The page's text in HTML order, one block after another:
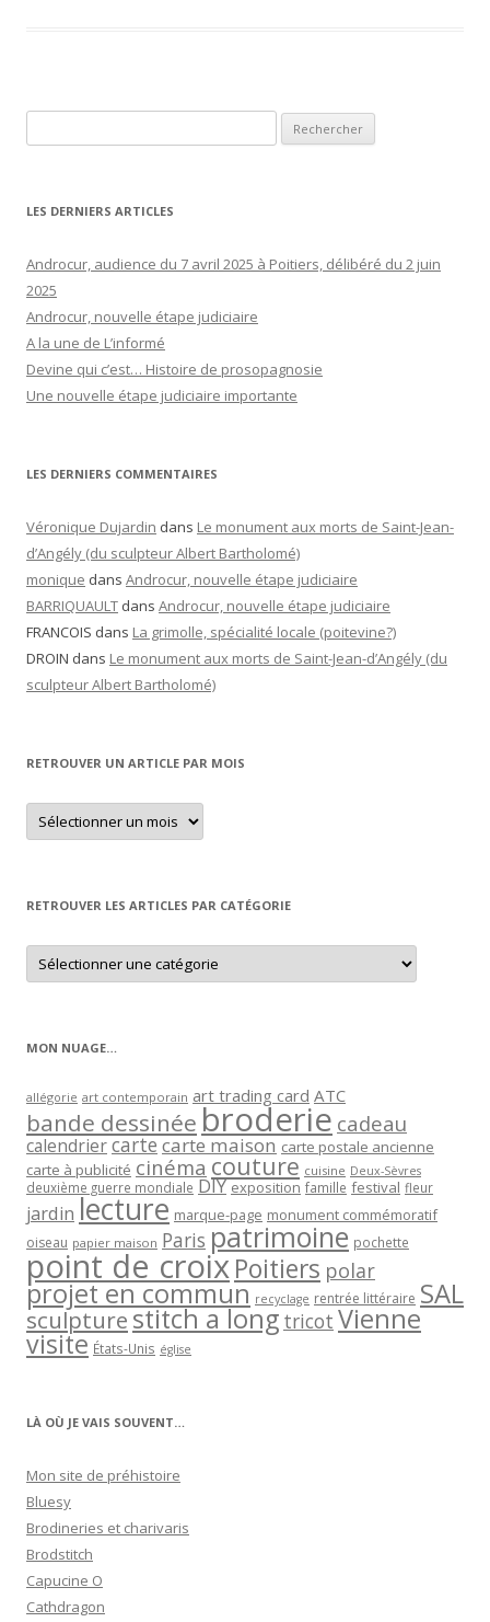
LES DERNIERS ARTICLES
Androcur, audience du 7 avril 2025 à Poitiers, délibéré du 2 juin
2025
Androcur, nouvelle étape judiciaire
A la une de L’informé
Devine qui c’est… Histoire de prosopagnosie
Une nouvelle étape judiciaire importante
LES DERNIERS COMMENTAIRES
Véronique Dujardin dans Le monument aux morts de Saint-Jean-
d’Angély (du sculpteur Albert Bartholomé)
monique dans Androcur, nouvelle étape judiciaire
BARRIQUAULT dans Androcur, nouvelle étape judiciaire
FRANCOIS dans La grimolle, spécialité locale (poitevine?)
DROIN dans Le monument aux morts de Saint-Jean-d’Angély (du
sculpteur Albert Bartholomé)
RETROUVER UN ARTICLE PAR MOIS
Retrouver
un
article
RETROUVER LES ARTICLES PAR CATÉGORIE
Retrouver
les
articles
MON NUAGE…
allégorie art contemporain art trading card ATC
bande dessinée broderie cadeau
calendriercartecarte maison carte postale ancienne
carte à publicité cinéma couture cuisine Deux-Sèvres
deuxième guerre mondiale DIY exposition famille festival fleur
jardin lecture marque-page monument commémoratif
oiseau papier maison Paris patrimoine pochette
point de croixPoitiers polar
projet en commun recyclage rentrée littéraire SAL
sculpturestitch a long tricot Vienne
visite États-Unis église
LÀ OÙ JE VAIS SOUVENT…
Mon site de préhistoire
Bluesy
Brodineries et charivaris
Brodstitch
Capucine O
Cathdragon